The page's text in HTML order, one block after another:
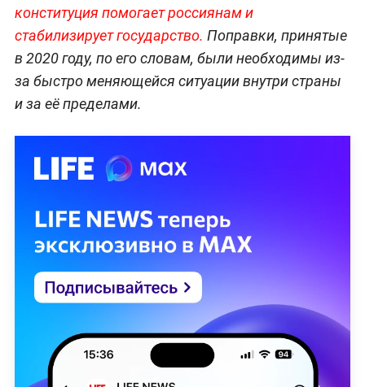
конституция помогает россиянам и
стабилизирует государство. Поправки, принятые
в 2020 году, по его словам, были необходимы из-
за быстро меняющейся ситуации внутри страны
и за её пределами.